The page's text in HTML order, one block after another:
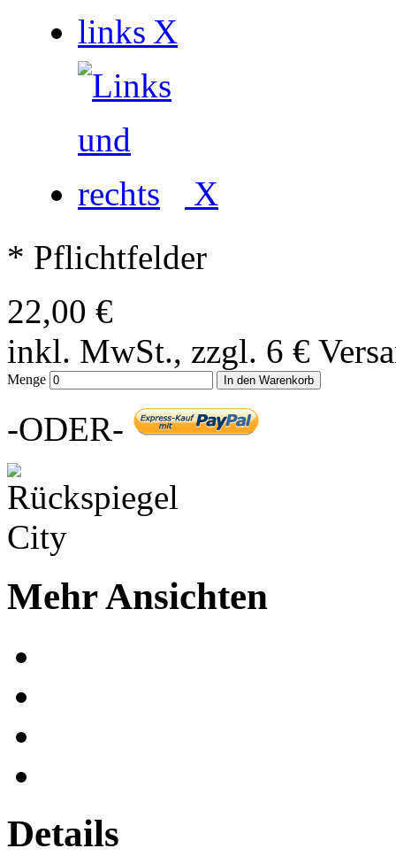
X
X
* Pflichtfelder
22,00 €
inkl. MwSt., zzgl. 6 €
Menge In den Warenkorb
-ODER-
Mehr Ansichten
Details